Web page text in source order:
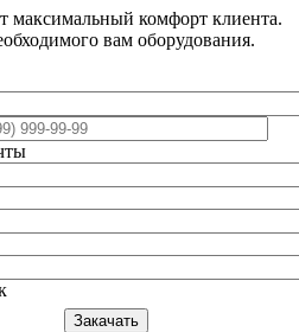
максимальный комфорт клиента.
вам оборудования.
Закачать